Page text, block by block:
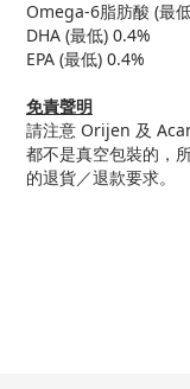
Omega-6脂肪酸 (最
DHA (最低) 0.4%
EPA (最低) 0.4%
免責聲明
請注意 Orijen 及
都不是真空包裝的，
的退貨／退款要求。